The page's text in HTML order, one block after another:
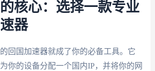
核心：选择一款专业
器
回国加速器就成了你的必备工具。它
你的设备分配一个国内IP，并将你的网